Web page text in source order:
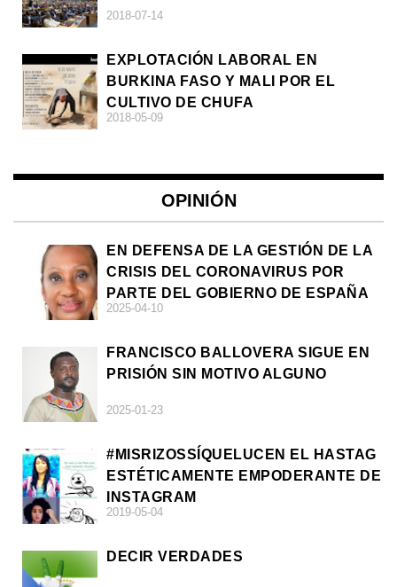
2018-07-14
EXPLOTACIÓN LABORAL EN
BURKINA FASO Y MALI POR EL
CULTIVO DE CHUFA
2018-05-09
OPINIÓN
EN DEFENSA DE LA GESTIÓN DE LA
CRISIS DEL CORONAVIRUS POR
PARTE DEL GOBIERNO DE ESPAÑA
2025-04-10
FRANCISCO BALLOVERA SIGUE EN
PRISIÓN SIN MOTIVO ALGUNO
2025-01-23
#MISRIZOSSÍQUELUCEN EL HASTAG
ESTÉTICAMENTE EMPODERANTE DE
INSTAGRAM
2019-05-04
DECIR VERDADES